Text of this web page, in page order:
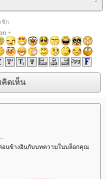
ชิก
+
อนข้างอินกับบทความในบล็อกคุณ